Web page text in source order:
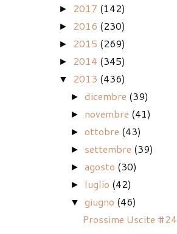
► 2017 (142)
► 2016 (230)
► 2015 (269)
► 2014 (345)
▼ 2013 (436)
►dicembre (39)
► novembre (41)
►ottobre (43)
► settembre (39)
►agosto (30)
► luglio (42)
▼ giugno (46)
Prossime Uscite #24